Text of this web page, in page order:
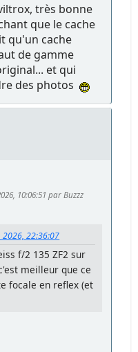
très bonne
que le cache
qu'un cache
de gamme
et qui
des photos
10:06:51 par Buzzz
2026, 22:36:07
f/2 135 ZF2 sur
meilleur que ce
focale en reflex (et